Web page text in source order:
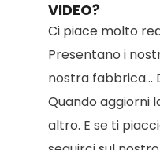
VIDEO?
Ci piace molto
Presentano i
nostra fabbrica...
Quando aggiorni
altro. E se ti